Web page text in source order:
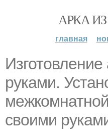
АРКА
главная
руками.
своими